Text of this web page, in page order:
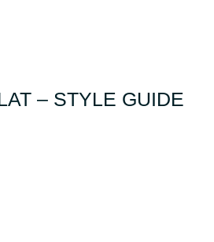
– STYLE GUIDE